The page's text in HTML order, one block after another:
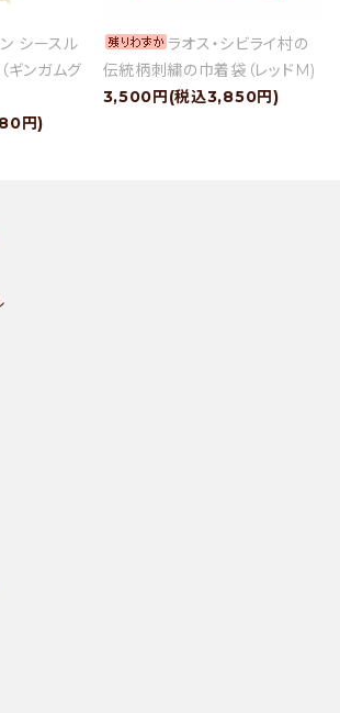
シースル
ギンガムグ
円)
ラオス・シビライ村の
伝統柄刺繍の巾着袋（レッドM)
3,500円(税込3,850円)